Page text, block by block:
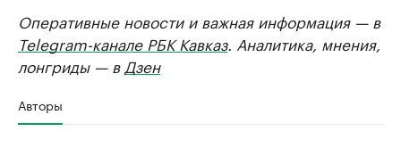
Оперативные новости и важная информация — в
Telegram-канале РБК Кавказ. Аналитика, мнения,
лонгриды — в Дзен
Авторы